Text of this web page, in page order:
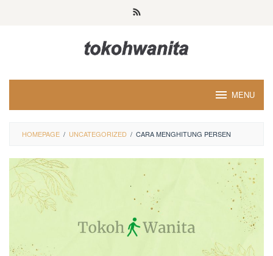
MENU
HOMEPAGE / UNCATEGORIZED / CARA MENGHITUNG PERSEN